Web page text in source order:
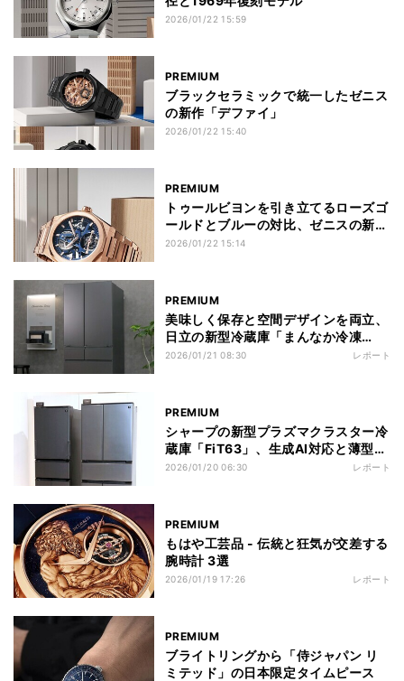
2026/01/22 15:59
PREMIUM
ブラックセラミックで統一したゼニス
の新作「デファイ」
2026/01/22 15:40
PREMIUM
トゥールビヨンを引き立てるローズゴ
ールドとブルーの対比、ゼニスの新作
「デファイ スカイライン」
2026/01/22 15:14
PREMIUM
美味しく保存と空間デザインを両立、
日立の新型冷蔵庫「まんなか冷凍
HZCタイプ」
2026/01/21 08:30 レポート
PREMIUM
シャープの新型プラズマクラスター冷
蔵庫「FiT63」、生成AI対応と薄型設
計で進化
2026/01/20 06:30 レポート
PREMIUM
もはや工芸品 - 伝統と狂気が交差する
腕時計 3選
2026/01/19 17:26 レポート
PREMIUM
ブライトリングから「侍ジャパン リ
ミテッド」の日本限定タイムピース